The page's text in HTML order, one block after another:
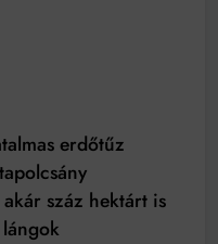
erdőtűz
száz hektárt is